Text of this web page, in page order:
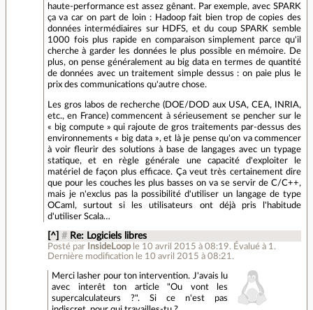
haute-performance est assez gênant. Par exemple, avec SPARK
ça va car on part de loin : Hadoop fait bien trop de copies des
données intermédiaires sur HDFS, et du coup SPARK semble
1000 fois plus rapide en comparaison simplement parce qu'il
cherche à garder les données le plus possible en mémoire. De
plus, on pense généralement au big data en termes de quantité
de données avec un traitement simple dessus : on paie plus le
prix des communications qu'autre chose.
Les gros labos de recherche (DOE/DOD aux USA, CEA, INRIA,
etc., en France) commencent à sérieusement se pencher sur le
« big compute » qui rajoute de gros traitements par-dessus des
environnements « big data », et là je pense qu'on va commencer
à voir fleurir des solutions à base de langages avec un typage
statique, et en règle générale une capacité d'exploiter le
matériel de façon plus efficace. Ça veut très certainement dire
que pour les couches les plus basses on va se servir de C/C++,
mais je n'exclus pas la possibilité d'utiliser un langage de type
OCaml, surtout si les utilisateurs ont déjà pris l'habitude
d'utiliser Scala…
[^] # Re: Logiciels libres
Posté par InsideLoop le 10 avril 2015 à 08:19. Évalué à 1 .
Dernière modification le 10 avril 2015 à 08:21.
Merci lasher pour ton intervention. J'avais lu
avec interêt ton article "Ou vont les
supercalculateurs ?". Si ce n'est pas